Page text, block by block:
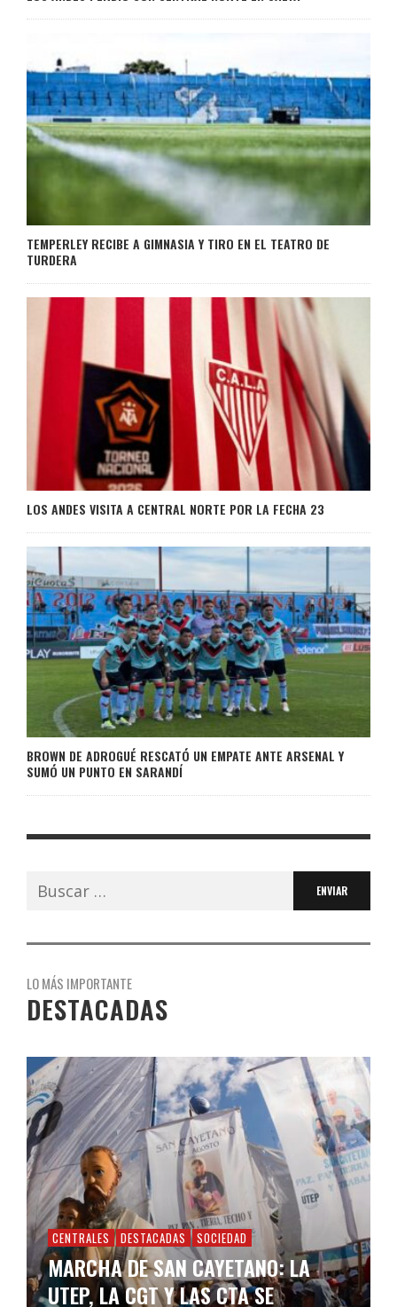
TEMPERLEY RECIBE A GIMNASIA Y TIRO EN EL TEATRO DE
TURDERA
LOS ANDES VISITA A CENTRAL NORTE POR LA FECHA 23
BROWN DE ADROGUÉ RESCATÓ UN EMPATE ANTE ARSENAL Y
SUMÓ UN PUNTO EN SARANDÍ
Buscar:
LO MÁS IMPORTANTE
DESTACADAS
CENTRALES DESTACADAS SOCIEDAD
MARCHA DE SAN CAYETANO: LA
UTEP, LA CGT Y LAS CTA SE